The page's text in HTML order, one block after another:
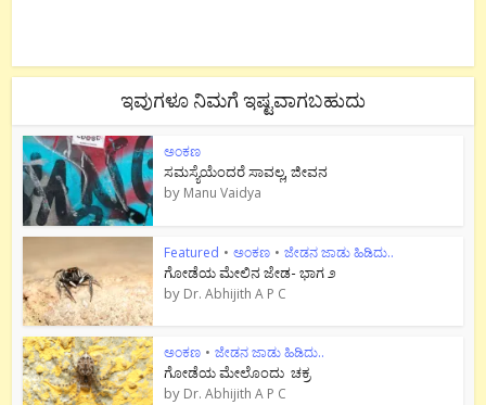
ಇವುಗಳೂ ನಿಮಗೆ ಇಷ್ಟವಾಗಬಹುದು
ಅಂಕಣ
ಸಮಸ್ಯೆಯೆಂದರೆ ಸಾವಲ್ಲ, ಜೀವನ
by Manu Vaidya
Featured • ಅಂಕಣ • ಜೇಡನ ಜಾಡು ಹಿಡಿದು..
ಗೋಡೆಯ ಮೇಲಿನ ಜೇಡ- ಭಾಗ ೨
by Dr. Abhijith A P C
ಅಂಕಣ • ಜೇಡನ ಜಾಡು ಹಿಡಿದು..
ಗೋಡೆಯ ಮೇಲೊಂದು ಚಕ್ರ
by Dr. Abhijith A P C